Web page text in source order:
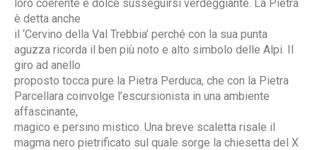
loro coerente e dolce susseguirsi verdeggiante. La Pietra
è detta anche
il ‘Cervino della Val Trebbia’ perché con la sua punta
aguzza ricorda il ben più noto e alto simbolo delle Alpi. Il
giro ad anello
proposto tocca pure la Pietra Perduca, che con la Pietra
Parcellara coinvolge l’escursionista in una ambiente
affascinante,
magico e persino mistico. Una breve scaletta risale il
magma nero pietrificato sul quale sorge la chiesetta del X